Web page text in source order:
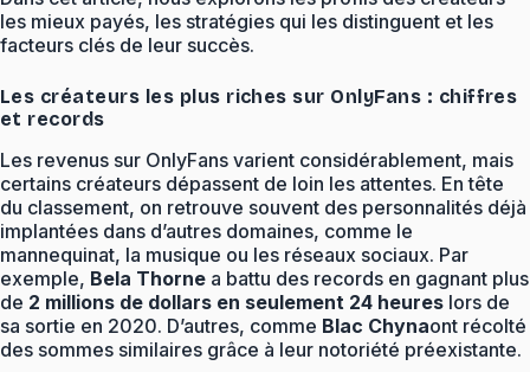
les mieux payés, les stratégies qui les distinguent et les
facteurs clés de leur succès.
Les créateurs les plus riches sur OnlyFans : chiffres
et records
Les revenus sur OnlyFans varient considérablement, mais
certains créateurs dépassent de loin les attentes. En tête
du classement, on retrouve souvent des personnalités déjà
implantées dans d’autres domaines, comme le
mannequinat, la musique ou les réseaux sociaux. Par
exemple, Bela Thorne a battu des records en gagnant plus
de 2 millions de dollars en seulement 24 heures lors de
sa sortie en 2020. D’autres, comme Blac Chynaont récolté
des sommes similaires grâce à leur notoriété préexistante.